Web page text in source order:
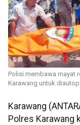
Polisi membawa mayat
Karawang untuk
Karawang
Polres Karawang